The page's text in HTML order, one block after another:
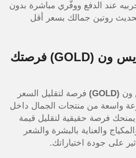
عند الدفع ووفّري مباشرة بدون
روتين جمالك بسعر أقل
ون (GOLD)
فرصتك
ون (GOLD)
فرصة لتقليل السعر
واسعة من منتجات الجمال داخل
فرصة حقيقية لتقليل قيمة
والعناية بالبشرة والشعر
على جودة اختياراتك.